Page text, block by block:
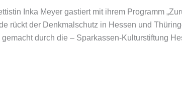
Inka Meyer gastiert mit ihrem Programm
rückt der Denkmalschutz in Hessen und
durch die – Sparkassen-Kulturstiftung